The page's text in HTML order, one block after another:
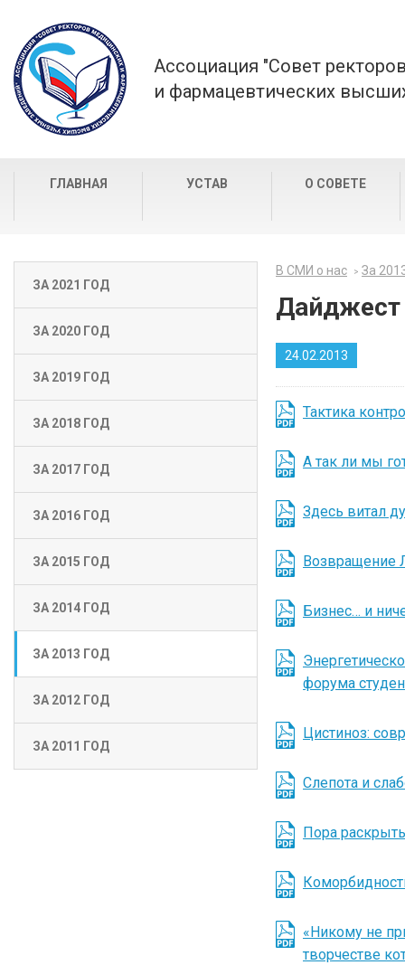
Ассоциация "Совет
и фармацевтических
ГЛАВНАЯ УСТАВ О СОВЕТЕ
ЗА 2021 ГОД
ЗА 2020 ГОД
ЗА 2019 ГОД
ЗА 2018 ГОД
ЗА 2017 ГОД
ЗА 2016 ГОД
ЗА 2015 ГОД
ЗА 2014 ГОД
ЗА 2013 ГОД
ЗА 2012 ГОД
ЗА 2011 ГОД
В СМИ о нас За
Дайджест
24.02.2013
Тактика
А так ли мы
Здесь витал
Возвращение
Бизнес… и
форума
Цистиноз:
Слепота и
Пора
«Никому не
творчестве